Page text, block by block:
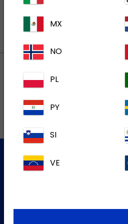
Lokalne adrese
korisnike
MX
NO
PL
PY
SI
VE